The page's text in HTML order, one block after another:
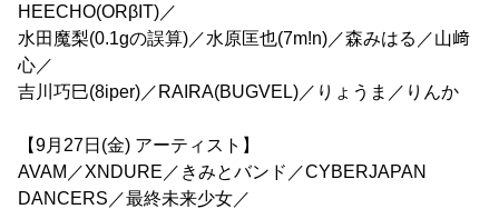
HEECHO(ORβIT)／
水田魔梨(0.1gの誤算)／水原匡也(7m!n)／森みはる／山﨑
心／
吉川巧巳(8iper)／RAIRA(BUGVEL)／りょうま／りんか
【9月27日(金) アーティスト】
AVAM／XNDURE／きみとバンド／CYBERJAPAN
DANCERS／最終未来少女／